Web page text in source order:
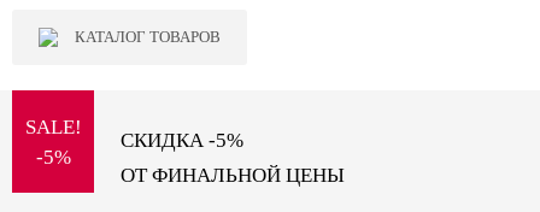
КАТАЛОГ ТОВАРОВ
SALE!
-5%
СКИДКА -5%
ОТ ФИНАЛЬНОЙ ЦЕНЫ